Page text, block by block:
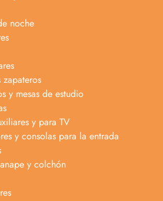
noche
y mesas de estudio
y para TV
y consolas para la entrada
y colchón